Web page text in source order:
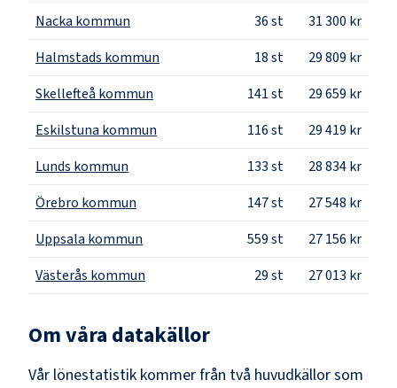
Nacka kommun
36st
31 300 kr
Halmstads kommun
18st
29 809 kr
Skellefteå kommun
141st
29 659 kr
Eskilstuna kommun
116st
29 419 kr
Lunds kommun
133st
28 834 kr
Örebro kommun
147st
27 548 kr
Uppsala kommun
559st
27 156 kr
Västerås kommun
29st 27 013 kr
Om våra datakällor
Vår lönestatistik kommer från två huvudkällor som